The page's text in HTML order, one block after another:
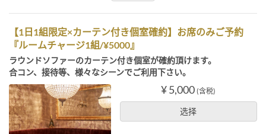
【1日1組限定×カーテン付き個室確約】お席のみご予約
『ルームチャージ1組/¥5000』
ラウンドソファーのカーテン付き個室が確約頂けます。
合コン、接待等、様々なシーンでご利用下さい。
¥ 5,000 (含税)
选择